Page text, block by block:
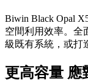
Biwin Black Opal
空間利用效率。全
級既有系統，或打
更高容量 應